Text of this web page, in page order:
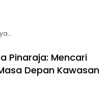
Pinaraja: Mencari
Depan Kawasan